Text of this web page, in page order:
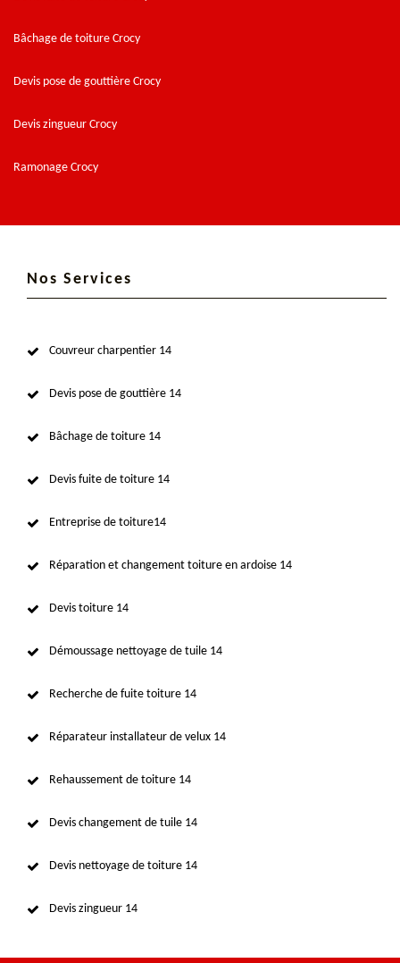
Bâchage de toiture Crocy
Devis pose de gouttière Crocy
Devis zingueur Crocy
Ramonage Crocy
Nos Services
Couvreur charpentier 14
Devis pose de gouttière 14
Bâchage de toiture 14
Devis fuite de toiture 14
Entreprise de toiture14
Réparation et changement toiture en ardoise 14
Devis toiture 14
Démoussage nettoyage de tuile 14
Recherche de fuite toiture 14
Réparateur installateur de velux 14
Rehaussement de toiture 14
Devis changement de tuile 14
Devis nettoyage de toiture 14
Devis zingueur 14